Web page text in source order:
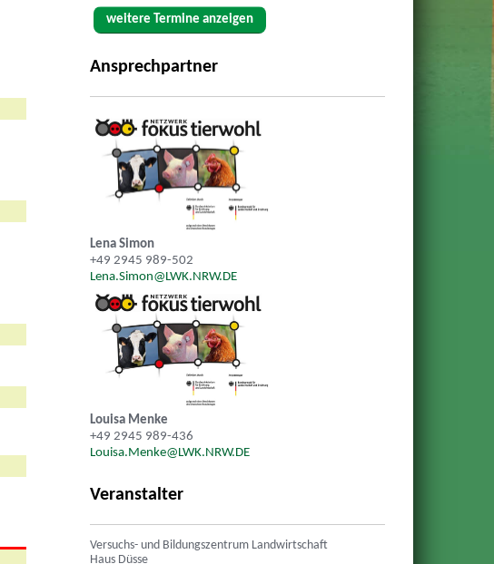
weitere Termine anzeigen
Ansprechpartner
Lena Simon
+49 2945 989-502
Lena.Simon@LWK.NRW.DE
Louisa Menke
+49 2945 989-436
Louisa.Menke@LWK.NRW.DE
Veranstalter
Versuchs- und Bildungszentrum Landwirtschaft
Haus Düsse